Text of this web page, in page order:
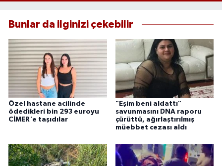
Bunlar da ilginizi çekebilir
Özel hastane acilinde
ödedikleri bin 293 euroyu
CİMER'e taşıdılar
"Eşim beni aldattı"
savunmasını DNA raporu
çürüttü, ağırlaştırılmış
müebbet cezası aldı